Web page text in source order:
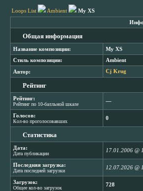
Loops List Ambient My XS
Общая информация
Название композиции: My XS
Стиль композиции: Ambient
Автор: Cj Krug
Рейтинг
Рейтинг:
Рейтинг по 10-балльной шкале
―
Голосов:
Кол-во проголосовавших
0
Статистика
Дата:
Дата публикации
17.01.2006 @
Последняя загрузка:
Дата последней загрузки
12.07.2026 @
Загрузок:
Общее кол-во загрузок
728